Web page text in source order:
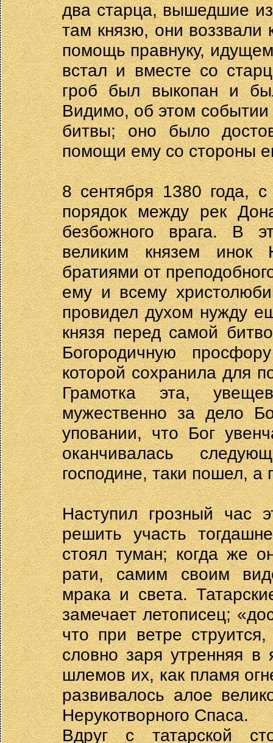
два старца, вышедшие
там князю, они воззвали
помощь правнуку,
встал и вместе со
гроб был выкопан и
Видимо, об этом
битвы; оно было
помощи ему со стороны
8 сентября 1380 года,
порядок между рек
безбожного врага. В
великим князем инок
братиями от
ему и всему
провидел духом нужду
князя перед самой
Богородичную
которой сохранила для
Грамотка эта,
мужественно за дело
уповании, что Бог
оканчивалась
господине, таки пошел,
Наступил грозный час
решить участь
стоял туман; когда же
рати, самим своим
мрака и света.
замечает летописец;
что при ветре
словно заря утренняя в
шлемов их, как пламя
развивалось алое
Нерукотворного Спаса.
Вдруг с татарской